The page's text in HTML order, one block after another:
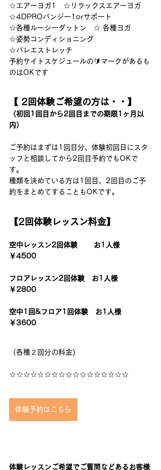
☆エアーヨガ1　☆リラックスエアーヨガ
☆4DPROバンジー1orサポート
☆各種ルーシーダットン　☆ 各種ヨガ
☆姿勢コンディショニング
☆バレエストレッチ
予約サイトスケジュールの🔰マークがあるも
のはOKです
【 2回体験ご希望の方は・・】
（初回1回目から2回目までの期限1ヶ月以
内）
ご予約はまずは1回目分、体験初回日にスタ
ッフと相談してから2回目予約でもOKで
す。
種類を決めている方は1回目、2回目のご予
約をまとめてすることもOKです。
【2回体験レッスン料金】
空中レッスン2回体験　　 お1人様
￥4500
フロアレッスン2回体験　お1人様
￥2800
空中1回&フロア1回体験　お1人様
￥3600
（各種２回分の料金)
☆☆☆☆☆☆☆☆☆☆☆☆☆☆☆☆☆
体験予約はこちら
体験レッスンご希望でご質問などあるお客様